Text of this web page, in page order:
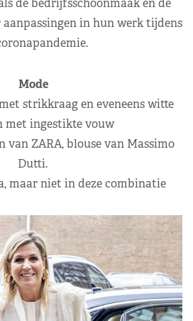
de bedrijfsschoonmaak en de
in hun werk tijdens
Mode
strikkraag en eveneens witte
met ingestikte vouw
van ZARA, blouse van Massimo
Dutti.
maar niet in deze combinatie